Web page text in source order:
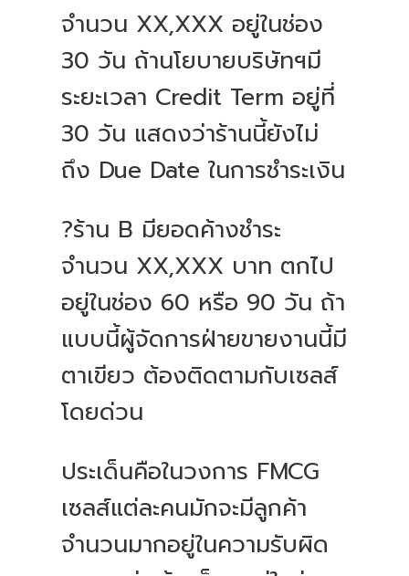
จำนวน XX,XXX อยู่ในช่อง
30 วัน ถ้านโยบายบริษัทฯมี
ระยะเวลา Credit Term อยู่ที่
30 วัน แสดงว่าร้านนี้ยังไม่
ถึง Due Date ในการชำระเงิน
?️ร้าน B มียอดค้างชำระ
จำนวน XX,XXX บาท ตกไป
อยู่ในช่อง 60 หรือ 90 วัน ถ้า
แบบนี้ผู้จัดการฝ่ายขายงานนี้มี
ตาเขียว ต้องติดตามกับเซลส์
โดยด่วน
ประเด็นคือในวงการ FMCG
เซลส์แต่ละคนมักจะมีลูกค้า
จำนวนมากอยู่ในความรับผิด